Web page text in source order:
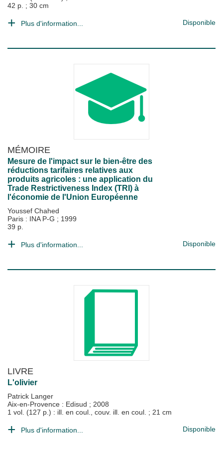
42 p. ; 30 cm
Plus d'information... Disponible
MÉMOIRE
Mesure de l'impact sur le bien-être des
réductions tarifaires relatives aux
produits agricoles : une application du
Trade Restrictiveness Index (TRI) à
l'économie de l'Union Européenne
Youssef Chahed
Paris : INA P-G ; 1999
39 p.
Plus d'information... Disponible
LIVRE
L'olivier
Patrick Langer
Aix-en-Provence : Edisud ; 2008
1 vol. (127 p.) : ill. en coul., couv. ill. en coul. ; 21 cm
Plus d'information... Disponible